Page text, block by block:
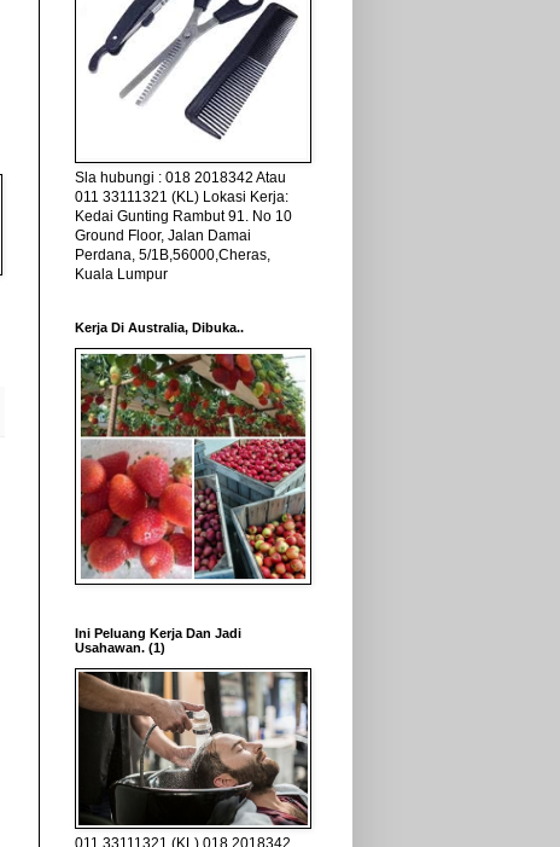
Sla hubungi : 018 2018342 Atau
011 33111321 (KL) Lokasi Kerja:
Kedai Gunting Rambut 91. No 10
Ground Floor, Jalan Damai
Perdana, 5/1B,56000,Cheras,
Kuala Lumpur
Kerja Di Australia, Dibuka..
Ini Peluang Kerja Dan Jadi
Usahawan. (1)
011 33111321 (KL) 018 2018342 .